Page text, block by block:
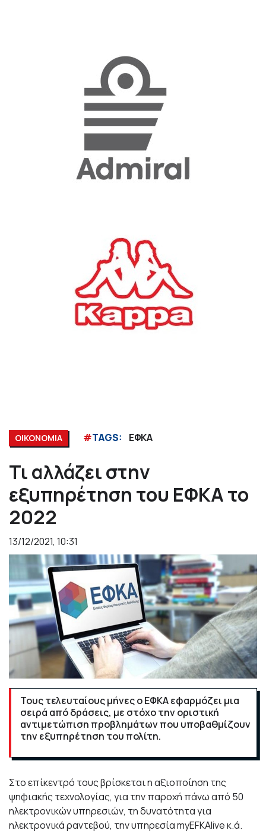
ΟΙΚΟΝΟΜΙΑ #TAGS: ΕΦΚΑ
Τι αλλάζει στην
εξυπηρέτηση του ΕΦΚΑ το
2022
13/12/2021, 10:31
Τους τελευταίους μήνες ο ΕΦΚΑ εφαρμόζει μια
σειρά από δράσεις, με στόχο την οριστική
αντιμετώπιση προβλημάτων που υποβαθμίζουν
την εξυπηρέτηση του πολίτη.
Στο επίκεντρό τους βρίσκεται η αξιοποίηση της
ψηφιακής τεχνολογίας, για την παροχή πάνω από 50
ηλεκτρονικών υπηρεσιών, τη δυνατότητα για
ηλεκτρονικά ραντεβού, την υπηρεσία myEFKAlive κ.ά.